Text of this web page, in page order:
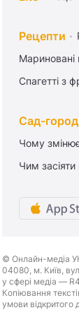
Рецепти
Мариновані
Спагетті з
Сад-город
Чому
Чим
© Онлайн-медіа
04080, м. Київ,
у сфері медіа —
Копіювання
умови